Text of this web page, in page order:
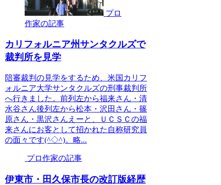
プロ
作家の記事
カリフォルニア州サンタクルズで
裁判所を見学
陪審裁判の見学をするため、米国カリフ
ォルニア大学サンタクルズの刑事裁判所
へ行きました。前列左から福来さん・清
水谷さん後列左から松本・沢田さん・篠
原さん・黒沢さんえーと、ＵＣＳＣの福
来さんにお客として招かれた自称研究員
の面々です(^◇^)。略...
プロ作家の記事
伊東市・田久保市長の改訂版経歴